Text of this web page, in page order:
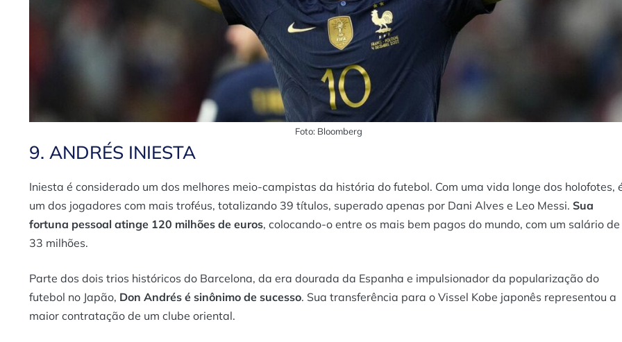
Foto: Bloomberg
9. ANDRÉS INIESTA
Iniesta é considerado um dos melhores meio-campistas da história do futebol. Com uma vida longe dos holofotes,
um dos jogadores com mais troféus, totalizando 39 títulos, superado apenas por Dani Alves e Leo Messi. Sua
fortuna pessoal atinge 120 milhões de euros, colocando-o entre os mais bem pagos do mundo, com um salário de
33 milhões.
Parte dos dois trios históricos do Barcelona, da era dourada da Espanha e impulsionador da popularização do
futebol no Japão, Don Andrés é sinônimo de sucesso. Sua transferência para o Vissel Kobe japonês representou a
maior contratação de um clube oriental.